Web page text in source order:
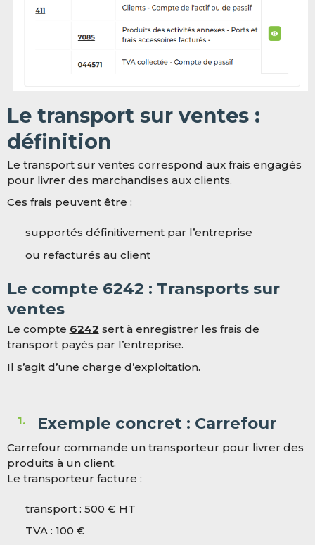
Le transport sur ventes :
définition
Le transport sur ventes correspond aux frais engagés
pour livrer des marchandises aux clients.
Ces frais peuvent être :
supportés définitivement par l’entreprise
ou refacturés au client
Le compte 6242 : Transports sur
ventes
Le compte 6242 sert à enregistrer les frais de
transport payés par l’entreprise.
Il s’agit d’une charge d’exploitation.
Exemple concret : Carrefour
Carrefour commande un transporteur pour livrer des
produits à un client.
Le transporteur facture :
transport : 500 € HT
TVA : 100 €